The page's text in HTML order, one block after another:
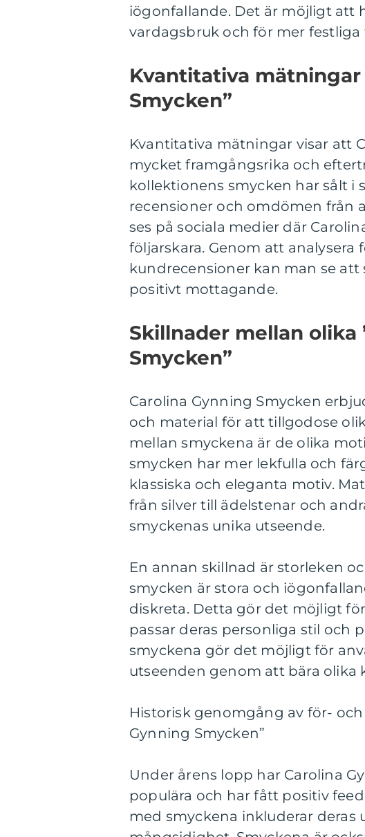
iögonfallande. Det är möjligt att
vardagsbruk och för mer festliga
Kvantitativa mätningar
Smycken”
Kvantitativa mätningar visar att
mycket framgångsrika och
kollektionens smycken har sålt i
recensioner och omdömen från
ses på sociala medier där
följarskara. Genom att analysera
kundrecensioner kan man se
positivt mottagande.
Skillnader mellan olika
Smycken”
Carolina Gynning Smycken
och material för att tillgodose
mellan smyckena är de olika
smycken har mer lekfulla och
klassiska och eleganta motiv.
från silver till ädelstenar och
smyckenas unika utseende.
En annan skillnad är storleken
smycken är stora och
diskreta. Detta gör det möjligt
passar deras personliga stil och
smyckena gör det möjligt för
utseenden genom att bära olika
Historisk genomgång av för-
Gynning Smycken”
Under årens lopp har Carolina
populära och har fått positiv
med smyckena inkluderar deras